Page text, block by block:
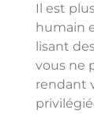
Il est
humain
lisant
vous ne
rendant